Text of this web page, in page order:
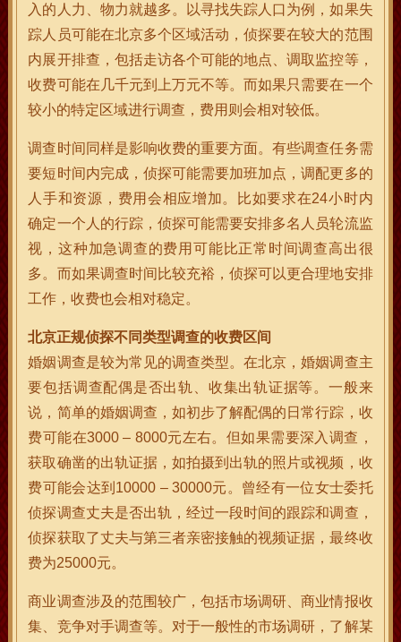
入的人力、物力就越多。以寻找失踪人口为例，如果失
踪人员可能在北京多个区域活动，侦探要在较大的范围
内展开排查，包括走访各个可能的地点、调取监控等，
收费可能在几千元到上万元不等。而如果只需要在一个
较小的特定区域进行调查，费用则会相对较低。
调查时间同样是影响收费的重要方面。有些调查任务需
要短时间内完成，侦探可能需要加班加点，调配更多的
人手和资源，费用会相应增加。比如要求在24小时内
确定一个人的行踪，侦探可能需要安排多名人员轮流监
视，这种加急调查的费用可能比正常时间调查高出很
多。而如果调查时间比较充裕，侦探可以更合理地安排
工作，收费也会相对稳定。
北京正规侦探不同类型调查的收费区间
婚姻调查是较为常见的调查类型。在北京，婚姻调查主
要包括调查配偶是否出轨、收集出轨证据等。一般来
说，简单的婚姻调查，如初步了解配偶的日常行踪，收
费可能在3000 – 8000元左右。但如果需要深入调查，
获取确凿的出轨证据，如拍摄到出轨的照片或视频，收
费可能会达到10000 – 30000元。曾经有一位女士委托
侦探调查丈夫是否出轨，经过一段时间的跟踪和调查，
侦探获取了丈夫与第三者亲密接触的视频证据，最终收
费为25000元。
商业调查涉及的范围较广，包括市场调研、商业情报收
集、竞争对手调查等。对于一般性的市场调研，了解某